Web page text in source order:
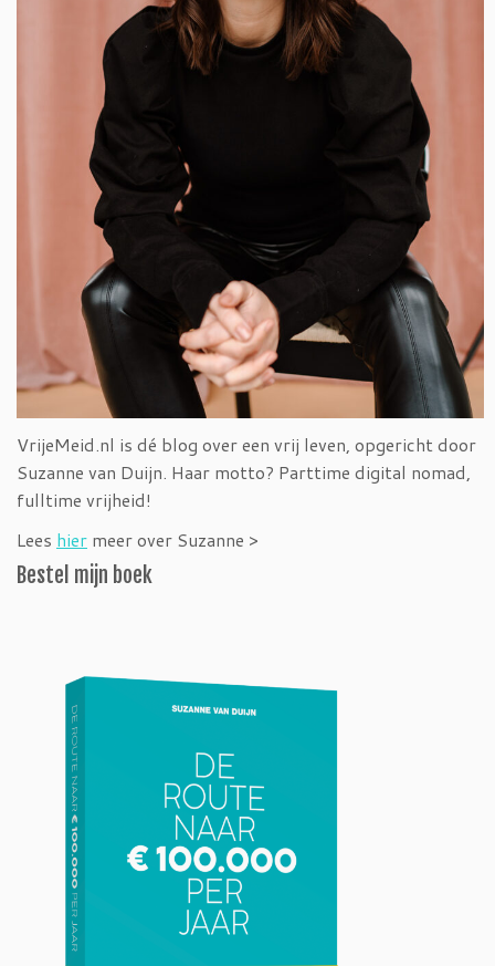
VrijeMeid.nl is dé blog over een vrij leven, opgericht door
Suzanne van Duijn. Haar motto? Parttime digital nomad,
fulltime vrijheid!
Lees hier meer over Suzanne >
Bestel mijn boek